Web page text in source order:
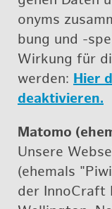
onyms
bung und -
Wir­kung für
wer­den: Hier
de­ak­ti­vie­ren.
Ma­to­mo
Un­se­re
(ehe­mals
der In­no­Craft